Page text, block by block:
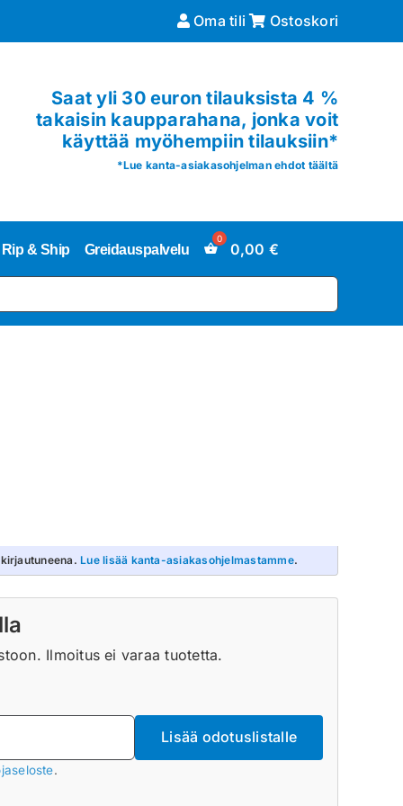
Oma tili Ostoskori
Saat yli 30 euron tilauksista 4 %
takaisin kaupparahana, jonka voit
käyttää myöhempiin tilauksiin*
*Lue kanta-asiakasohjelman ehdot täältä
Rip & Ship Greidauspalvelu 0,00 €
Lue lisää kanta-asiakasohjelmastamme.
Ilmoitus ei varaa tuotetta.
Lisää odotuslistalle
.